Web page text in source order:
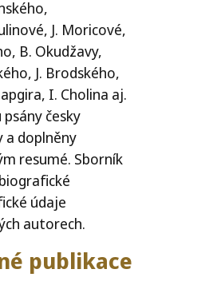
J. Moricové,
B. Okudžavy,
J. Brodského,
I. Cholina aj.
česky
a doplněny
resumé. Sborník
údaje
autorech.
publikace